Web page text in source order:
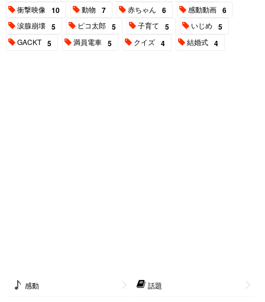
衝撃映像 10 動物 7 赤ちゃん 6 感動動画 6
涙腺崩壊 5 ピコ太郎 5 子育て 5 いじめ 5
GACKT 5 満員電車 5 クイズ 4 結婚式 4
感動 話題